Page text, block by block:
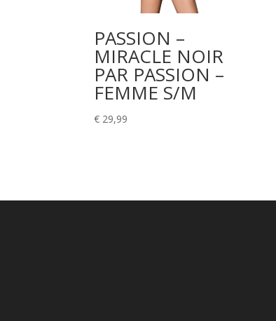
PASSION –
MIRACLE NOIR
PAR PASSION –
FEMME S/M
€ 29,99